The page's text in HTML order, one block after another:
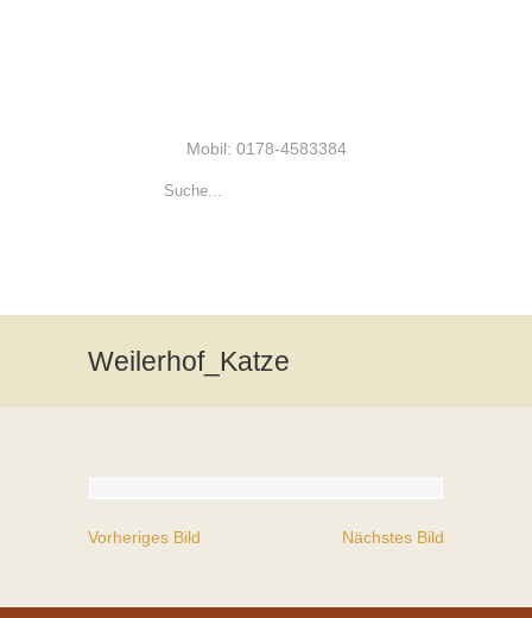
Mobil: 0178-4583384
Weilerhof_Katze
Vorheriges Bild Nächstes Bild